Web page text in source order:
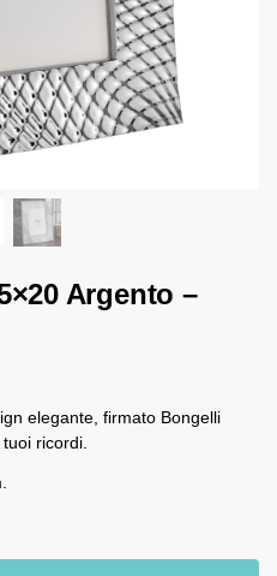
Argento –
elegante, firmato Bongelli
ricordi.